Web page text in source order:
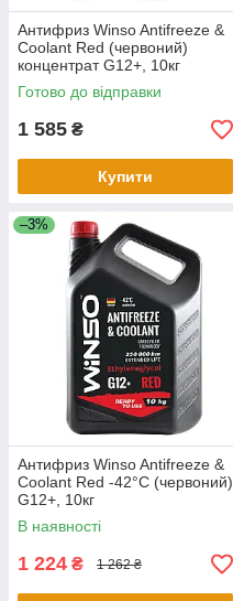
Антифриз Winso Antifreeze &
Coolant Red (червоний)
концентрат G12+, 10кг
Готово до відправки
1 585 ₴
Купити
–3%
Антифриз Winso Antifreeze &
Coolant Red -42°C (червоний)
G12+, 10кг
В наявності
1 224 ₴ 1 262 ₴